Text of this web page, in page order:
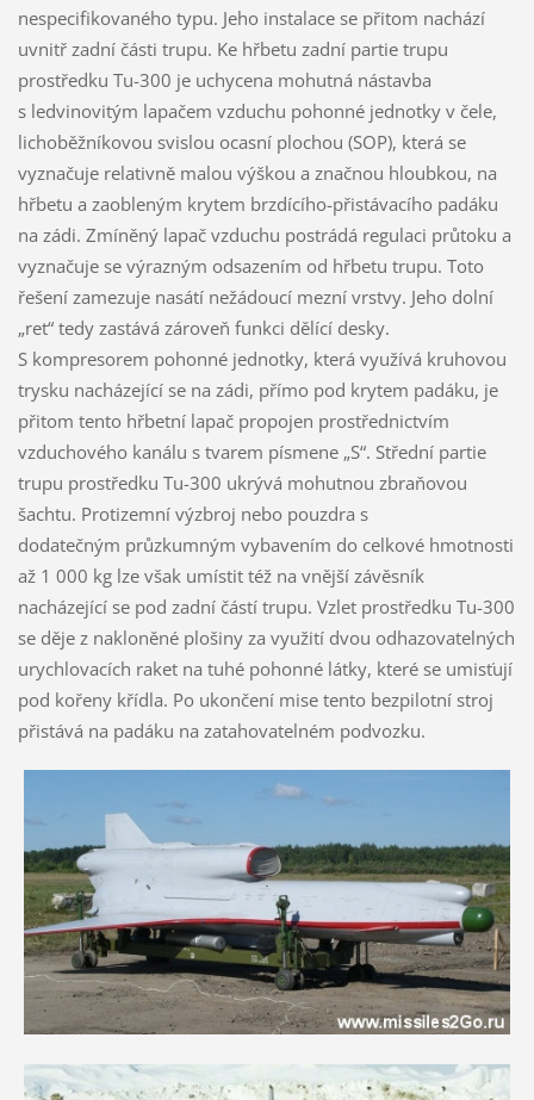
nespecifikovaného typu. Jeho instalace se přitom nachází
uvnitř zadní části trupu. Ke hřbetu zadní partie trupu
prostředku Tu-300 je uchycena mohutná nástavba
s ledvinovitým lapačem vzduchu pohonné jednotky v čele,
lichoběžníkovou svislou ocasní plochou (SOP), která se
vyznačuje relativně malou výškou a značnou hloubkou, na
hřbetu a zaobleným krytem brzdícího-přistávacího padáku
na zádi. Zmíněný lapač vzduchu postrádá regulaci průtoku a
vyznačuje se výrazným odsazením od hřbetu trupu. Toto
řešení zamezuje nasátí nežádoucí mezní vrstvy. Jeho dolní
„ret“ tedy zastává zároveň funkci dělící desky.
S kompresorem pohonné jednotky, která využívá kruhovou
trysku nacházející se na zádi, přímo pod krytem padáku, je
přitom tento hřbetní lapač propojen prostřednictvím
vzduchového kanálu s tvarem písmene „S“. Střední partie
trupu prostředku Tu-300 ukrývá mohutnou zbraňovou
šachtu. Protizemní výzbroj nebo pouzdra s
dodatečným průzkumným vybavením do celkové hmotnosti
až 1 000 kg lze však umístit též na vnější závěsník
nacházející se pod zadní částí trupu. Vzlet prostředku Tu-300
se děje z nakloněné plošiny za využití dvou odhazovatelných
urychlovacích raket na tuhé pohonné látky, které se umisťují
pod kořeny křídla. Po ukončení mise tento bezpilotní stroj
přistává na padáku na zatahovatelném podvozku.